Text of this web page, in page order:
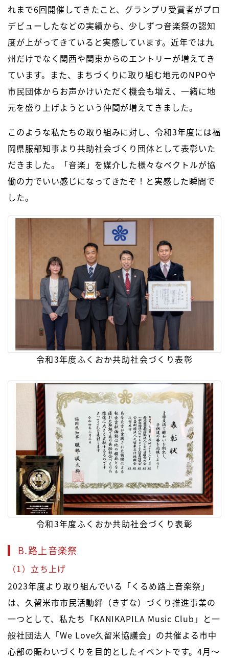
れまで6回開催してきたこと、グランプリ受賞者がプロ
デビューしたなどの実績から、少しずつ音楽祭の認知
度が上がってきていると実感しています。近年では九
州だけでなく関西や関東からのエントリーが増えてき
ています。また、まちづくりに取り組む地元のNPOや
市民団体からお声かけいただく機会も増え、一緒に地
元を盛り上げようという仲間が増えてきました。
このような私たちの取り組みに対し、令和3年度には福
岡県服部知事より共助社会づくり団体として表彰いた
だきました。「音楽」を媒介した様々なベクトルが協
働の力でいい感じになってきたぞ！と実感した瞬間で
した。
令和3年度ふくおか共助社会づくり表彰
令和3年度ふくおか共助社会づくり表彰
B.路上音楽祭
（1）立ち上げ
2023年度より取り組んでいる「くるめ路上音楽祭」
は、久留米市市民活動絆（きずな）づくり推進事業の
一つとして、私たち「KANIKAPILA Music Club」と一
般社団法人「We Love久留米協議会」の共催よる市中
心部の賑わいづくりを目的としたイベントです。4月～